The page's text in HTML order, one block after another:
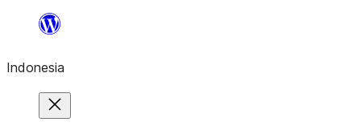
Lewati
konten
Indonesia